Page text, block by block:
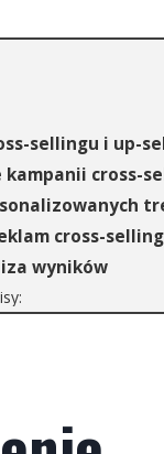
sellingu i up-
cross-
cross-
wyników